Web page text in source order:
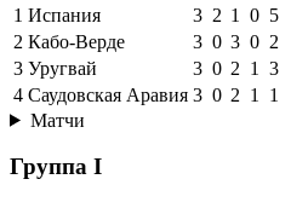
1 Испания 3 2 1 0 5
2 Кабо-Верде 3 0 3 0 2
3 Уругвай 3 0 2 1 3
4 Саудовская Аравия 3 0 2 1 1
Матчи
Группа I